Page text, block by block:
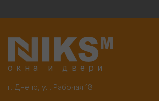
окна и двери
г. Днепр, ул. Рабочая 18